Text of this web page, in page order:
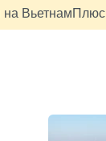
на ВьетнамПлюс